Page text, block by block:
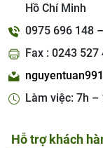
Hồ Chí Minh
0975 696 148
Fax : 0243 527
Làm việc: 7h –
Hỗ trợ khách